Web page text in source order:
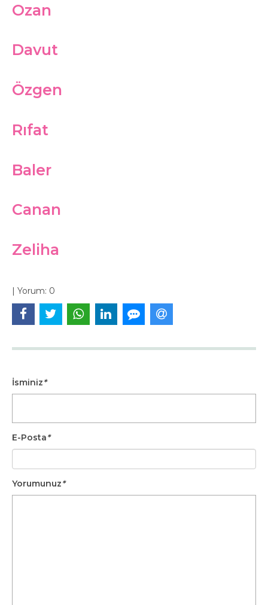
Ozan
Davut
Özgen
Rıfat
Baler
Canan
Zeliha
| Yorum: 0
İsminiz*
E-Posta*
Yorumunuz*